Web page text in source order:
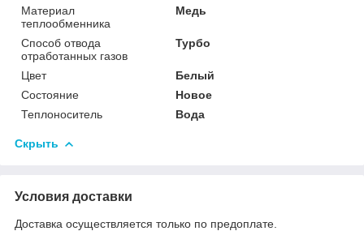
Материал
теплообменника
Медь
Способ отвода
отработанных газов
Турбо
Цвет
Белый
Состояние
Новое
Теплоноситель
Вода
Скрыть
Условия доставки
Доставка осуществляется только по предоплате.